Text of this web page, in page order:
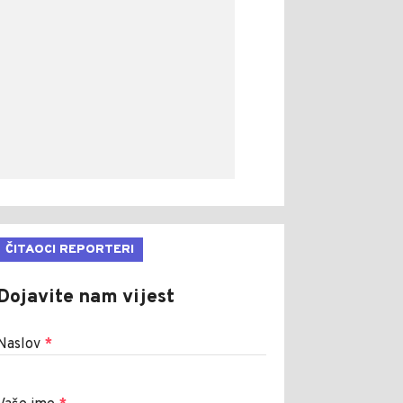
ČITAOCI REPORTERI
nam vijest
*